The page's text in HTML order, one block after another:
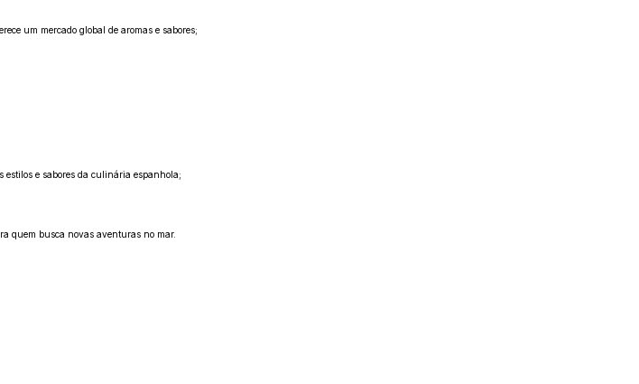
um mercado global de aromas e sabores;
estilos e sabores da culinária espanhola;
quem busca novas aventuras no mar.